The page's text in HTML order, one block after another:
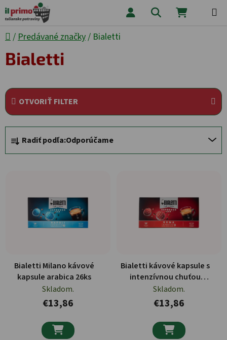
Prejsť na obsah Hľadať
Domov
/ Predávané značky/ Bialetti
Bialetti
OTVORIŤ FILTER
Radenie produktov
Radiť podľa:Odporúčame
Bialetti Milano kávové
kapsule arabica 26ks
Skladom.
€13,86

Bialetti kávové kapsule s
intenzívnou chuťou
espressa 26ks
Skladom.
€13,86
